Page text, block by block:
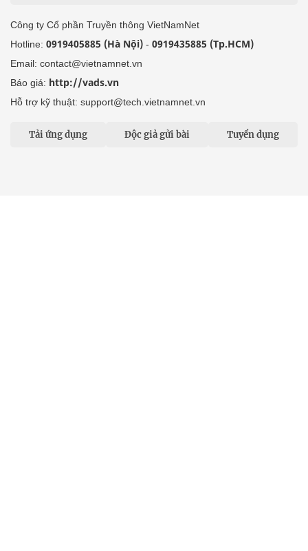
Công ty Cổ phần Truyền thông VietNamNet
Hotline: 0919405885 (Hà Nội) - 0919435885 (Tp.HCM)
Email: contact@vietnamnet.vn
Báo giá: http://vads.vn
Hỗ trợ kỹ thuật: support@tech.vietnamnet.vn
Tải ứng dụng Độc giả gửi bài Tuyển dụng